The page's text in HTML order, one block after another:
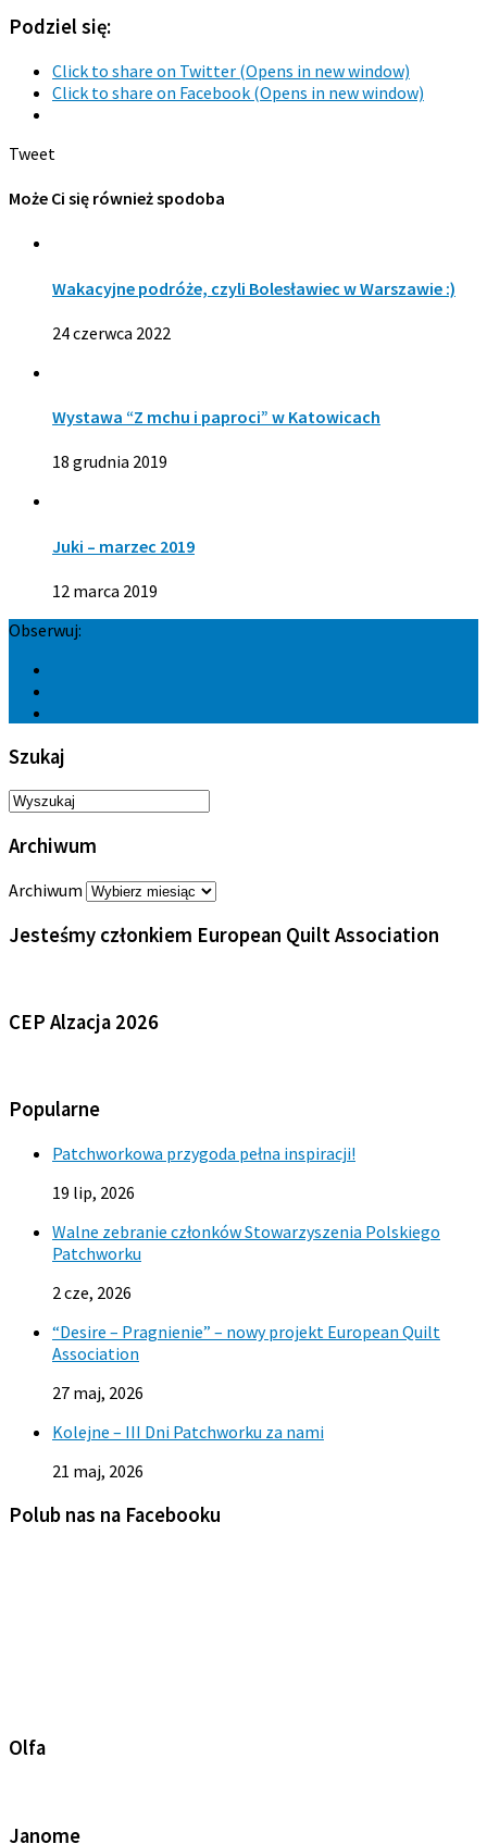
Podziel się:
Click to share on Twitter (Opens in new window)
Click to share on Facebook (Opens in new window)
Tweet
Może Ci się również spodoba
Wakacyjne podróże, czyli Bolesławiec w Warszawie :)
24 czerwca 2022
Wystawa “Z mchu i paproci” w Katowicach
18 grudnia 2019
Juki – marzec 2019
12 marca 2019
Obserwuj:
Szukaj
Archiwum
Archiwum
Jesteśmy członkiem European Quilt Association
CEP Alzacja 2026
Popularne
Patchworkowa przygoda pełna inspiracji!
19 lip, 2026
Walne zebranie członków Stowarzyszenia Polskiego
Patchworku
2 cze, 2026
“Desire – Pragnienie” – nowy projekt European Quilt
Association
27 maj, 2026
Kolejne – III Dni Patchworku za nami
21 maj, 2026
Polub nas na Facebooku
Olfa
Janome